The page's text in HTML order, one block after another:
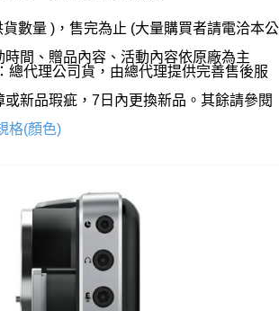
數量 )，售完為止 (大量購買者請電洽本公
時間、贈品內容、活動內容依原廠為主
總代理公司貨，由總代理提供完善售後服
新品瑕疵，7日內更換新品。其餘請參閱
格(顏色)